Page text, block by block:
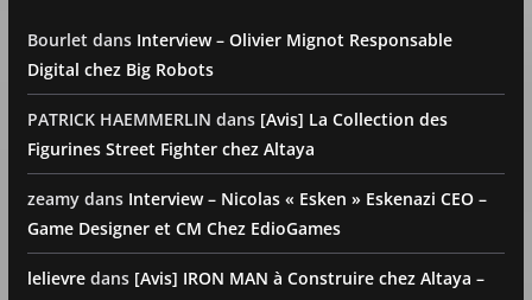
Bourlet dans Interview – Olivier Mignot Responsable
Digital chez Big Robots
PATRICK HAEMMERLIN dans [Avis] La Collection des
Figurines Street Fighter chez Altaya
zeamydans Interview – Nicolas « Esken » Eskenazi CEO –
Game Designer et CM Chez EdioGames
lelievredans [Avis] IRON MAN à Construire chez Altaya –